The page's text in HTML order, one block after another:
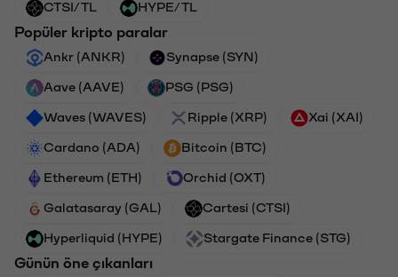
CTSI/TL HYPE/TL
Popüler kripto paralar
Ankr (ANKR) Synapse (SYN)
Aave (AAVE) PSG (PSG)
Waves (WAVES) Ripple (XRP) Xai (XAI)
Cardano (ADA) Bitcoin (BTC)
Ethereum (ETH) Orchid (OXT)
Galatasaray (GAL) Cartesi (CTSI)
Hyperliquid (HYPE) Stargate Finance (STG)
Günün öne çıkanları